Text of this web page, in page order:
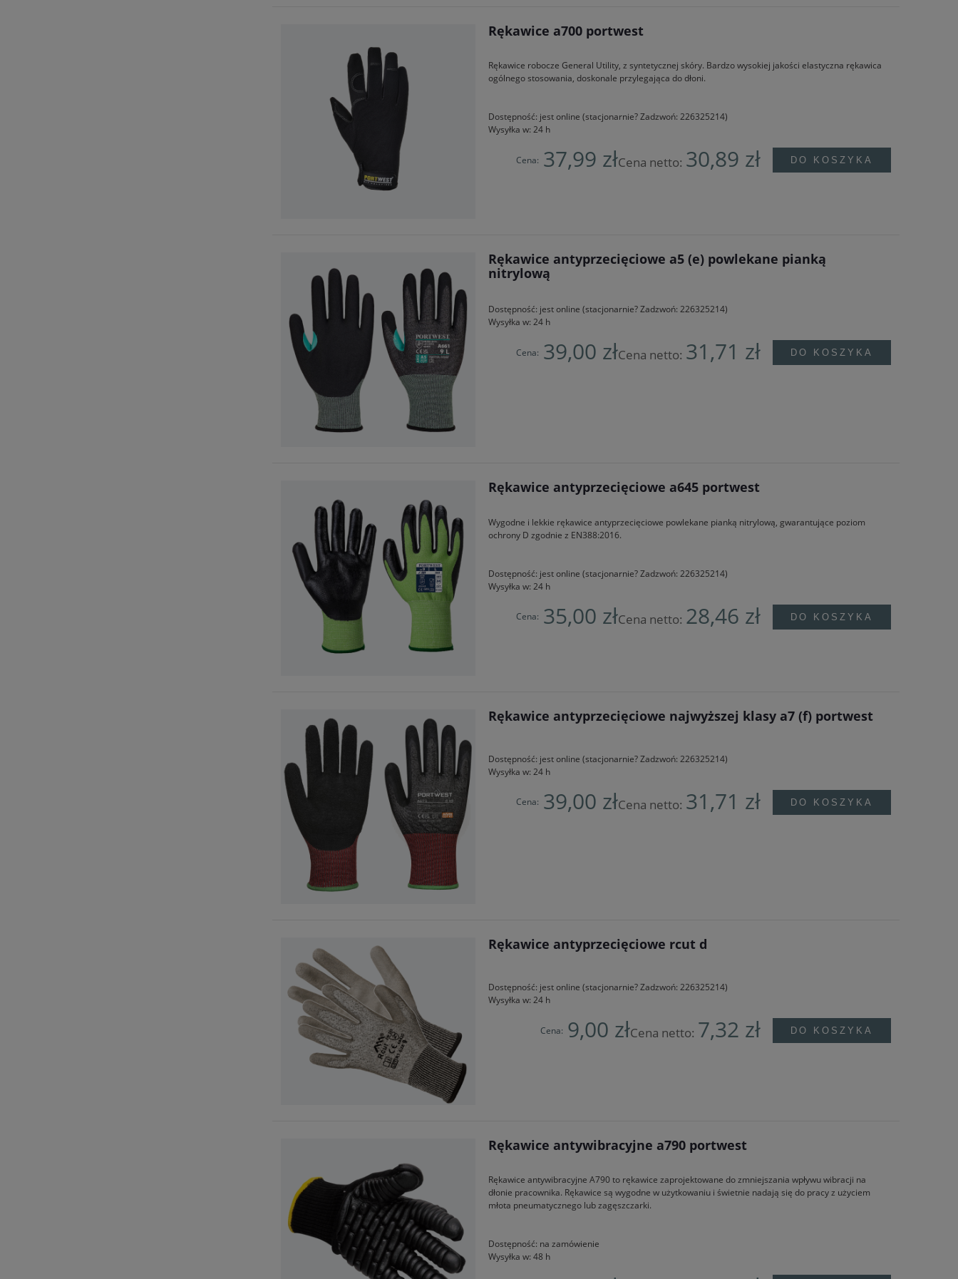
Rękawice a700 portwest
Rękawice robocze General Utility, z syntetycznej skóry. Bardzo wysokiej jakości elastyczna rękawica
ogólnego stosowania, doskonale przylegająca do dłoni.
Dostępność: jest online (stacjonarnie? Zadzwoń: 226325214)
Wysyłka w: 24 h
Cena: 37,99 złCena netto: 30,89 zł DO KOSZYKA
Rękawice antyprzecięciowe a5 (e) powlekane pianką
nitrylową
Dostępność: jest online (stacjonarnie? Zadzwoń: 226325214)
Wysyłka w: 24 h
Cena: 39,00 złCena netto: 31,71 zł DO KOSZYKA
Rękawice antyprzecięciowe a645 portwest
Wygodne i lekkie rękawice antyprzecięciowe powlekane pianką nitrylową, gwarantujące poziom
ochrony D zgodnie z EN388:2016.
Dostępność: jest online (stacjonarnie? Zadzwoń: 226325214)
Wysyłka w: 24 h
Cena: 35,00 złCena netto: 28,46 zł DO KOSZYKA
Rękawice antyprzecięciowe najwyższej klasy a7 (f) portwest
Dostępność: jest online (stacjonarnie? Zadzwoń: 226325214)
Wysyłka w: 24 h
Cena: 39,00 złCena netto: 31,71 zł DO KOSZYKA
Rękawice antyprzecięciowe rcut d
Dostępność: jest online (stacjonarnie? Zadzwoń: 226325214)
Wysyłka w: 24 h
Cena: 9,00 złCena netto: 7,32 zł DO KOSZYKA
Rękawice antywibracyjne a790 portwest
Rękawice antywibracyjne A790 to rękawice zaprojektowane do zmniejszania wpływu wibracji na
dłonie pracownika. Rękawice są wygodne w użytkowaniu i świetnie nadają się do pracy z użyciem
młota pneumatycznego lub zagęszczarki.
Dostępność: na zamówienie
Wysyłka w: 48 h